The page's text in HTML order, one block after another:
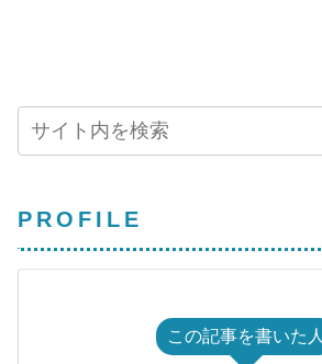
PROFILE
この記事を書いた人